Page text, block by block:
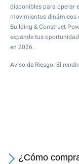
disponibles para operar
movimientos dinámicos
Building & Construct
expande tus
en 2026.
Aviso de Riesgo: El
¿Cómo